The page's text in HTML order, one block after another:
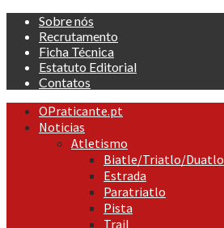
Skip
content
Sobre nós
Recrutamento
Ficha Técnica
Estatuto Editorial
Contatos
Primary
Menu
OPraticante.pt
Noticias
Atletismo
Biatle/Triatlo/Duatlo
Estrada
Paratriatlo
Pista
Trail